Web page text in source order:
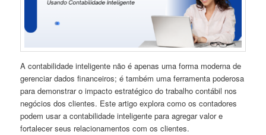
A contabilidade inteligente não é apenas uma forma moderna de
gerenciar dados financeiros; é também uma ferramenta poderosa
para demonstrar o impacto estratégico do trabalho contábil nos
negócios dos clientes. Este artigo explora como os contadores
podem usar a contabilidade inteligente para agregar valor e
fortalecer seus relacionamentos com os clientes.